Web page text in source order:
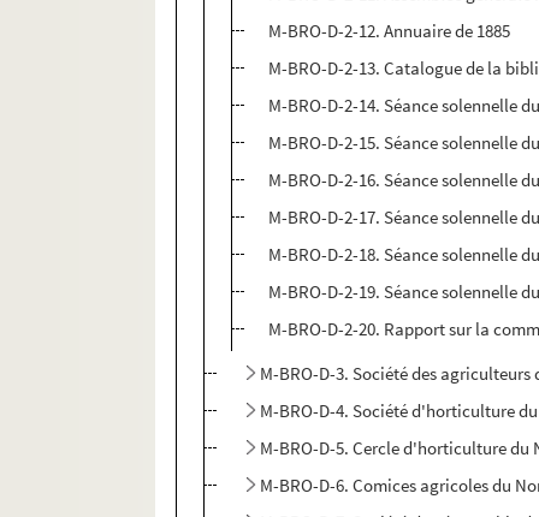
M-BRO-D-2-12. Annuaire de 1885
M-BRO-D-2-13. Catalogue de la
M-BRO-D-2-14. Séance solennelle
M-BRO-D-2-15. Séance solennelle
M-BRO-D-2-16. Séance solennelle
M-BRO-D-2-17. Séance solennelle
M-BRO-D-2-18. Séance solennelle
M-BRO-D-2-19. Séance solennelle
M-BRO-D-2-20. Rapport sur la
M-BRO-D-3. Société des agriculteurs
M-BRO-D-4. Société d'horticulture
M-BRO-D-5. Cercle d'horticulture du
M-BRO-D-6. Comices agricoles du